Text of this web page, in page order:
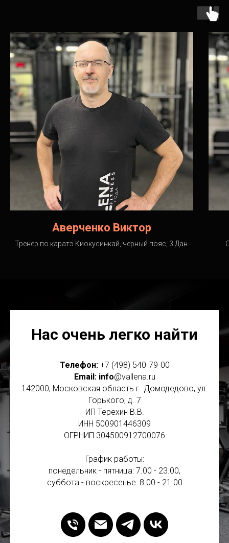
Аверченко Виктор
Тренер по каратэ Киокусинкай, черный пояс, 3 Дан.
Нас очень легко найти
Телефон: +7 (498) 540-79-00
Email: info@vallena.ru
142000, Московская область г. Домодедово, ул.
Горького, д. 7
ИП Терехин В.В.
ИНН 500901446309
ОГРНИП 304500912700076
График работы:
понедельник - пятница: 7.00 - 23.00,
суббота - воскресенье: 8.00 - 21.00